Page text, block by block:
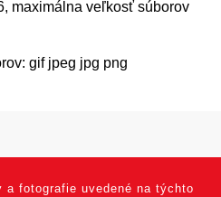
maximálna veľkosť súborov
gif jpeg jpg png
fotografie uvedené na týchto